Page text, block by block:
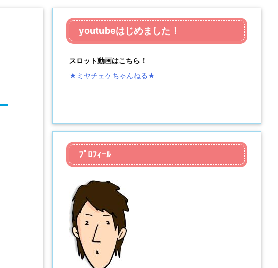
youtubeはじめました！
スロット動画はこちら！
★ミヤチェケちゃんねる★
ﾌﾟﾛﾌｨｰﾙ